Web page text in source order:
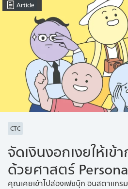
Article
CTC
จัดเงินงอกเงยให้เข้
ด้วยศาสตร์
คุณเคยเข้าไปส่องเฟซบุ๊ก อินสตาแกรม